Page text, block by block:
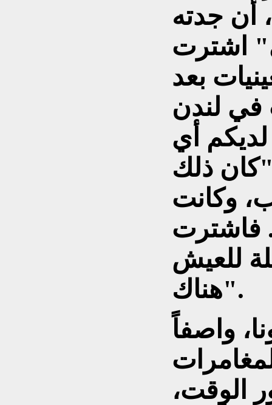
أن جدته
اشترت
بعد
لندن
أي
ذلك
وكانت
فاشترت
للعيش
هناك".
واصفاً
الوقت،